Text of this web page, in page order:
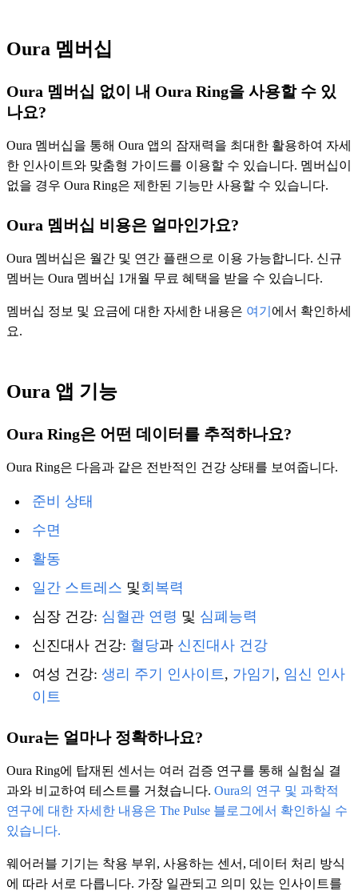
Oura 멤버십
Oura 멤버십 없이 내 Oura Ring을 사용할 수 있
나요?
Oura 멤버십을 통해 Oura 앱의 잠재력을 최대한 활용하여 자세
한 인사이트와 맞춤형 가이드를 이용할 수 있습니다. 멤버십이
없을 경우 Oura Ring은 제한된 기능만 사용할 수 있습니다.
Oura 멤버십 비용은 얼마인가요?
Oura 멤버십은 월간 및 연간 플랜으로 이용 가능합니다. 신규
멤버는 Oura 멤버십 1개월 무료 혜택을 받을 수 있습니다.
멤버십 정보 및 요금에 대한 자세한 내용은 여기 에서 확인하세
요.
Oura 앱 기능
Oura Ring은 어떤 데이터를 추적하나요?
Oura Ring은 다음과 같은 전반적인 건강 상태를 보여줍니다.
준비 상태
수면
활동
일간 스트레스 및회복력
심장 건강: 심혈관 연령 및 심폐능력
신진대사 건강: 혈당과 신진대사 건강
여성 건강: 생리 주기 인사이트 , 가임기 , 임신 인사
이트
Oura는 얼마나 정확하나요?
Oura Ring에 탑재된 센서는 여러 검증 연구를 통해 실험실 결
과와 비교하여 테스트를 거쳤습니다. Oura의 연구 및 과학적
연구에 대한 자세한 내용은 The Pulse 블로그에서 확인하실 수
있습니다.
웨어러블 기기는 착용 부위, 사용하는 센서, 데이터 처리 방식
에 따라 서로 다릅니다. 가장 일관되고 의미 있는 인사이트를